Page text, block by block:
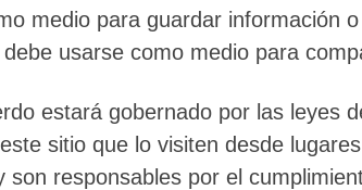
medio para guardar información
usarse como medio para
estará gobernado por las leyes
sitio que lo visiten desde
son responsables por el